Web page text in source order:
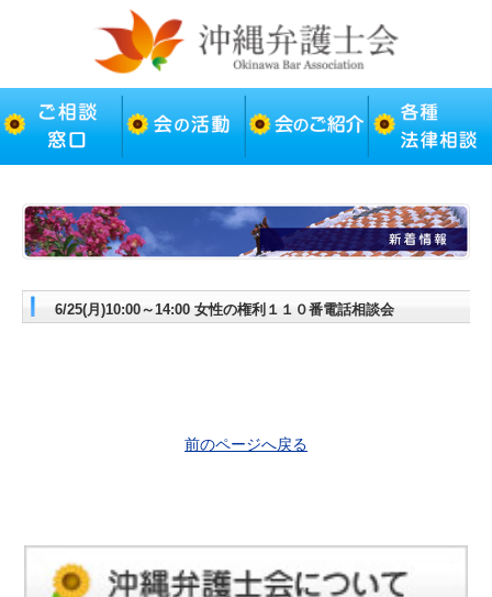
6/25(月)10:00～14:00 女性の権利１１０番電話相談会
前のページへ戻る